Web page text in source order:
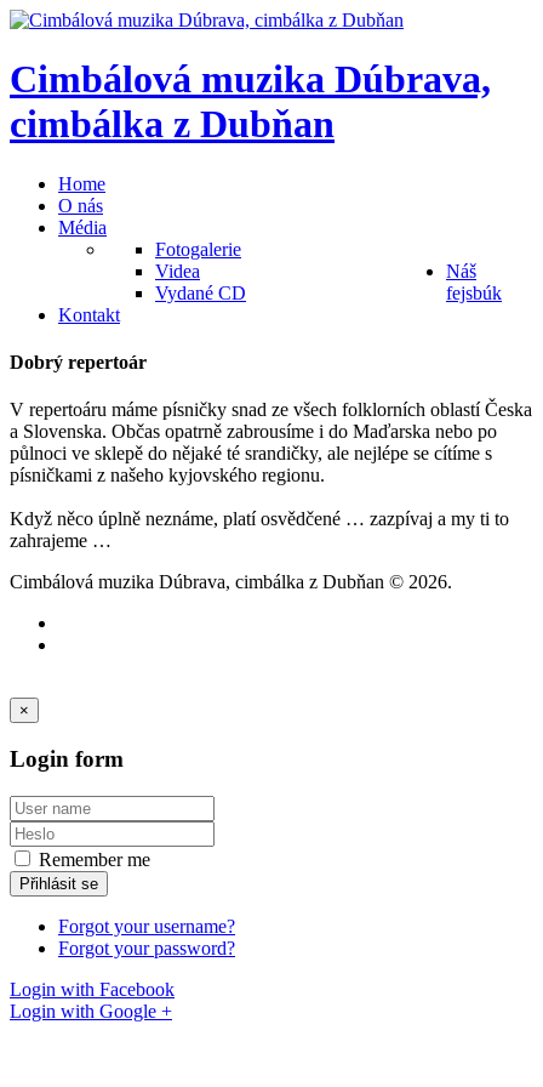
Cimbálová muzika Dúbrava,
cimbálka z Dubňan
Home
O nás
Média
Fotogalerie
Videa
Vydané CD
Náš
fejsbúk
Kontakt
Dobrý repertoár
V repertoáru máme písničky snad ze všech folklorních oblastí Česka
a Slovenska. Občas opatrně zabrousíme i do Maďarska nebo po
půlnoci ve sklepě do nějaké té srandičky, ale nejlépe se cítíme s
písničkami z našeho kyjovského regionu.
Když něco úplně neznáme, platí osvědčené … zazpívaj a my ti to
zahrajeme …
Cimbálová muzika Dúbrava, cimbálka z Dubňan © 2026.
×
Login form
Remember me
Přihlásit se
Forgot your username?
Forgot your password?
Login with Facebook
Login with Google +